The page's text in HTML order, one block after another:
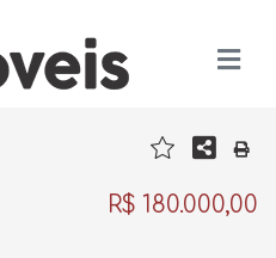
R$ 180.000,00